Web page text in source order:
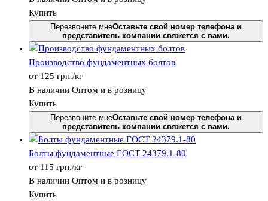
Купить
Перезвоните мнеОставьте свой номер телефона и
представитель компании свяжется с вами.
Производство фундаментных болтов
от 125 грн./кг
В наличии Оптом и в розницу
Купить
Перезвоните мнеОставьте свой номер телефона и
представитель компании свяжется с вами.
Болты фундаментные ГОСТ 24379.1-80
от 115 грн./кг
В наличии Оптом и в розницу
Купить